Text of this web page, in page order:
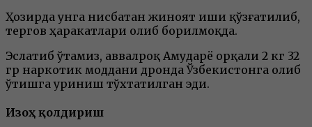
Ҳозирда унга нисбатан жиноят иши қўзғатилиб,
тергов ҳаракатлари олиб борилмоқда.
Эслатиб ўтамиз, аввалроқ Амударё орқали 2 кг 32
гр наркотик моддани дронда Ўзбекистонга олиб
ўтишга уриниш тўхтатилган эди.
Изоҳ қолдириш